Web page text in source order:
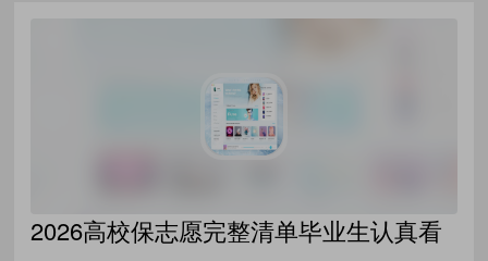
2026高校保志愿完整清单毕业生认真看